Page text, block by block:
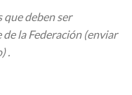
que deben ser
la Federación (enviar
.